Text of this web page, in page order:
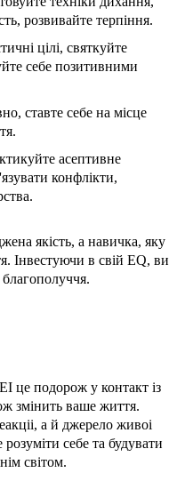
розвивайте терпіння.
цілі, святкуйте
себе позитивними
ставте себе на місце
асептивне
конфлікти,
якість, а навичка, яку
Інвестуючи в свій EQ, ви
благополуччя.
це подорож у контакт із
змінить ваше життя.
а й джерело живоі
себе та будувати
світом.